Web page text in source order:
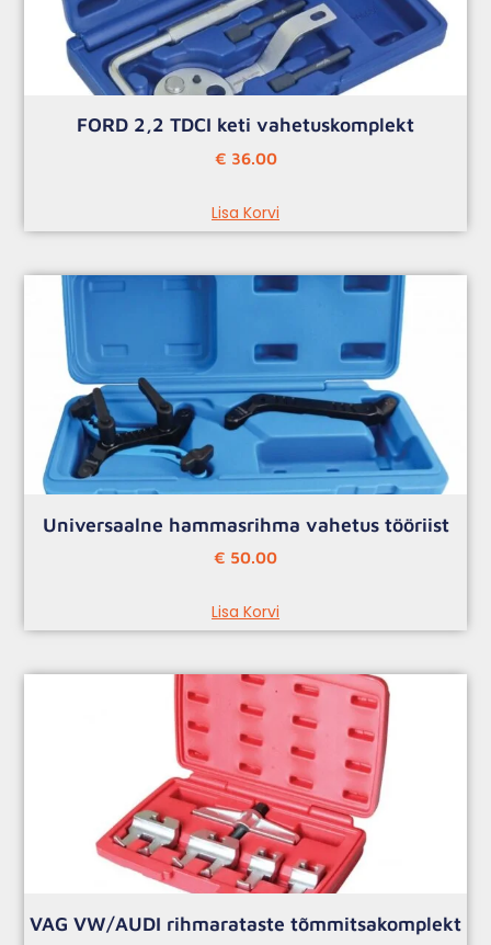
FORD 2,2 TDCI keti vahetuskomplekt
€ 36.00
Lisa Korvi
Universaalne hammasrihma vahetus tööriist
€ 50.00
Lisa Korvi
VAG VW/AUDI rihmarataste tõmmitsakomplekt